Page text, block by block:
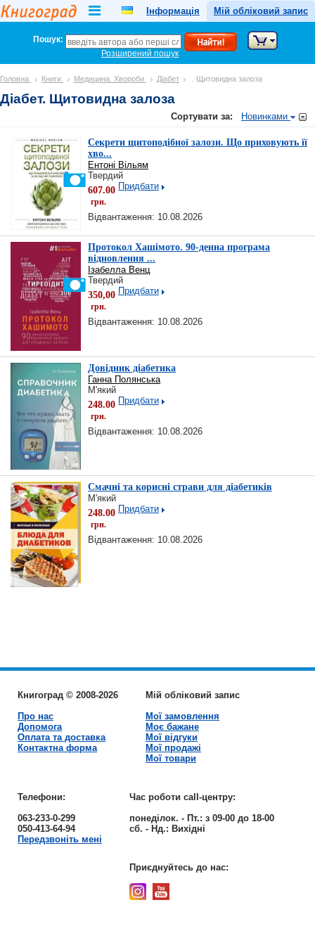
Інформація Мій обліковий запис
Пошук:
Розширений пошук
Головна Книги Медицина. Хвороби Діабет . Щитовидна залоза
Діабет. Щитовидна залоза
Сортувати за: Новинками
Секрети щитоподібної залози. Що приховують її
хво...
Ентоні Вільям
Твердий
607.00
грн.
Придбати
Відвантаження: 10.08.2026
Протокол Хашімото. 90-денна програма
відновлення ...
Ізабелла Венц
Твердий
350,00
грн.
Придбати
Відвантаження: 10.08.2026
Довідник діабетика
Ганна Полянська
М'який
248.00
грн.
Придбати
Відвантаження: 10.08.2026
Смачні та корисні страви для діабетиків
М'який
248.00
грн.
Придбати
Відвантаження: 10.08.2026
Книгоград © 2008-2026
Про нас
Допомога
Оплата та доставка
Контактна форма
Мій обліковий запис
Мої замовлення
Моє бажане
Мої відгуки
Мої продажі
Мої товари
Телефони:
063-233-0-299
050-413-64-94
Передзвоніть мені
Час роботи call-центру:
понеділок. - Пт.: з 09-00 до 18-00
сб. - Нд.: Вихідні
Приєднуйтесь до нас: